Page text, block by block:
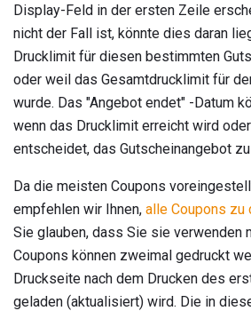
Display-Feld in der ersten Zeile
nicht der Fall ist, könnte dies daran
Drucklimit für diesen bestimmten
oder weil das Gesamtdrucklimit für
wurde. Das "Angebot endet" -Datum
wenn das Drucklimit erreicht wird
entscheidet, das Gutscheinangebot
Da die meisten Coupons
empfehlen wir Ihnen, alle Coupons zu
Sie glauben, dass Sie sie verwenden
Coupons können zweimal gedruckt
Druckseite nach dem Drucken des
geladen (aktualisiert) wird. Die in